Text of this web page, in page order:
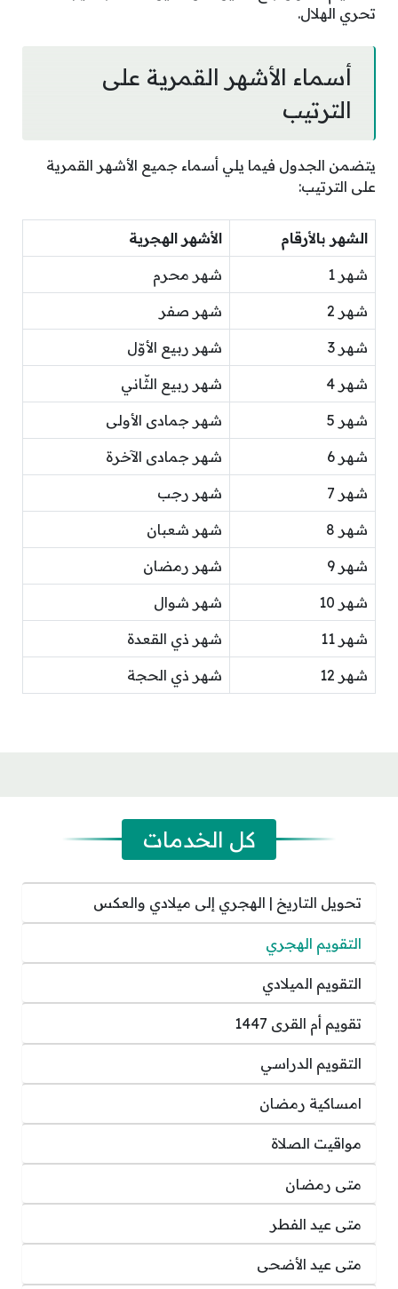
تحري الهلال.
أسماء الأشهر القمرية على
الترتيب
يتضمن الجدول فيما يلي أسماء جميع الأشهر القمرية
على الترتيب:
الشهر بالأرقام الأشهر الهجرية
شهر 1 شهر محرم
شهر 2 شهر صفر
شهر 3 شهر ربيع الأوّل
شهر 4 شهر ربيع الثّاني
شهر 5 شهر جمادى الأولى
شهر 6 شهر جمادى الآخرة
شهر 7 شهر رجب
شهر 8 شهر شعبان
شهر 9 شهر رمضان
شهر 10 شهر شوال
شهر 11 شهر ذي القعدة
شهر 12 شهر ذي الحجة
كل الخدمات
تحويل التاريخ | الهجري إلى ميلادي والعكس
التقويم الهجري
التقويم الميلادي
تقويم أم القرى 1447
التقويم الدراسي
امساكية رمضان
مواقيت الصلاة
متى رمضان
متى عيد الفطر
متى عيد الأضحى